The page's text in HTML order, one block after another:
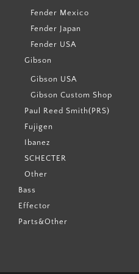
Fender Mexico
Fender Japan
Fender USA
Gibson
Gibson USA
Gibson Custom Shop
Paul Reed Smith(PRS)
Fujigen
Ibanez
SCHECTER
Other
Bass
Effector
Parts&Other